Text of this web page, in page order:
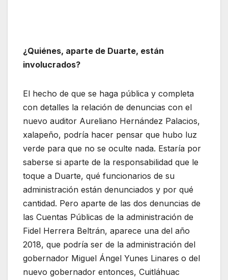
¿Quiénes, aparte de Duarte, están
involucrados?
El hecho de que se haga pública y completa
con detalles la relación de denuncias con el
nuevo auditor Aureliano Hernández Palacios,
xalapeño, podría hacer pensar que hubo luz
verde para que no se oculte nada. Estaría por
saberse si aparte de la responsabilidad que le
toque a Duarte, qué funcionarios de su
administración están denunciados y por qué
cantidad. Pero aparte de las dos denuncias de
las Cuentas Públicas de la administración de
Fidel Herrera Beltrán, aparece una del año
2018, que podría ser de la administración del
gobernador Miguel Ángel Yunes Linares o del
nuevo gobernador entonces, Cuitláhuac